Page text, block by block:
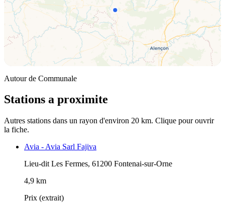
Autour de Communale
Stations a proximite
Autres stations dans un rayon d'environ 20 km. Clique pour ouvrir
la fiche.
Avia - Avia Sarl Fajiva
Lieu-dit Les Fermes, 61200 Fontenai-sur-Orne
4,9 km
Prix (extrait)